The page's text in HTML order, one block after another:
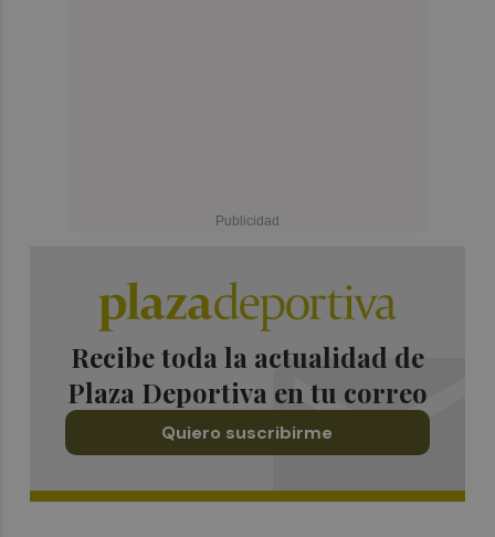
Recibe toda la actualidad de
Plaza Deportiva en tu correo
Quiero suscribirme